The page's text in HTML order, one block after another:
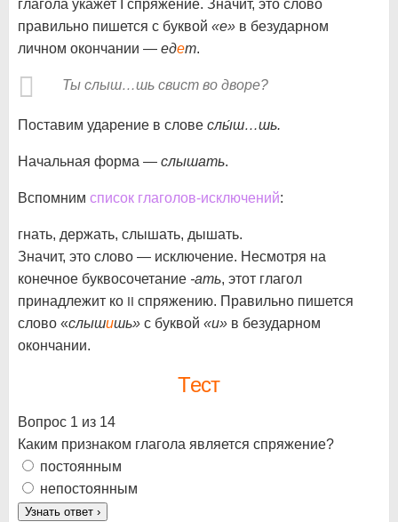
глагола укажет I спряжение. Значит, это слово
правильно пишется с буквой «е» в безударном
личном окончании — едет.
Ты слыш…шь свист во дворе?
Поставим ударение в слове слы́ш…шь.
Начальная форма — слышать.
Вспомним список глаголов-исключений:
гнать, держать, слышать, дышать.
Значит, это слово — исключение. Несмотря на
конечное буквосочетание -ать, этот глагол
принадлежит ко II спряжению. Правильно пишется
слово «слышишь» с буквой «и» в безударном
окончании.
Тест
Вопрос 1 из 14
Каким признаком глагола является спряжение?
постоянным
непостоянным
Узнать ответ ›